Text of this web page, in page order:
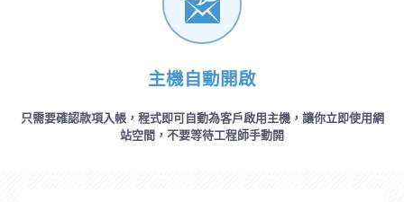
主機自動開啟
只需要確認款項入帳，程式即可自動為客戶啟用主機，讓你立即使用網
站空間，不要等待工程師手動開